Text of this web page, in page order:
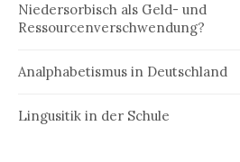
Niedersorbisch als Geld- und
Ressourcenverschwendung?
Analphabetismus in Deutschland
Lingusitik in der Schule